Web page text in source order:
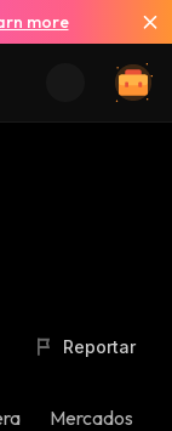
more
Reportar
Mercados